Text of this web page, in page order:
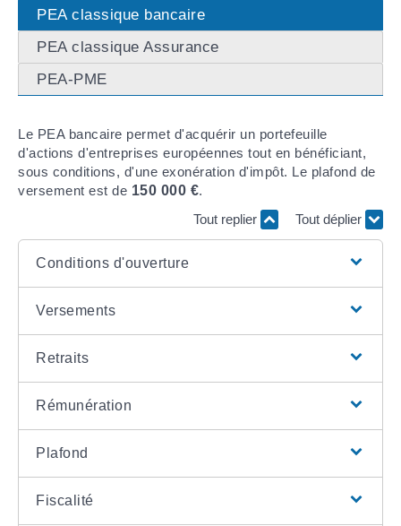
PEA classique bancaire
PEA classique Assurance
PEA-PME
Le PEA bancaire permet d'acquérir un portefeuille
d'actions d'entreprises européennes tout en bénéficiant,
sous conditions, d'une exonération d'impôt. Le plafond de
versement est de 150 000 €.
Tout replier
Tout déplier
Conditions d'ouverture
Versements
Retraits
Rémunération
Plafond
Fiscalité